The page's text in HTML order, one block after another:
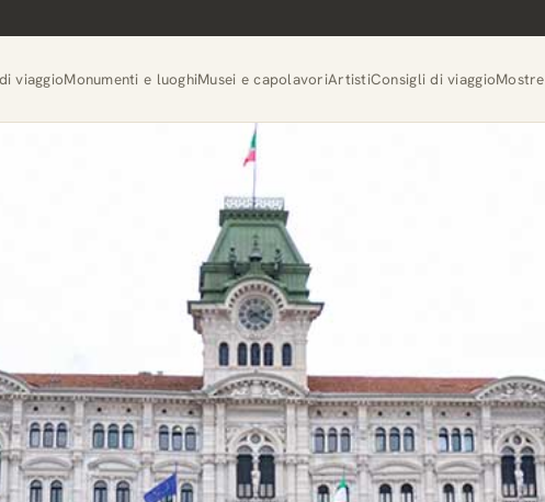
viaggioMonumenti e luoghiMusei e capolavoriArtistiConsigli di viaggioMostre